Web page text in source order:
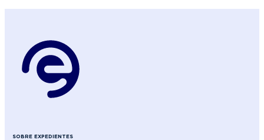
SOBRE EXPEDIENTES